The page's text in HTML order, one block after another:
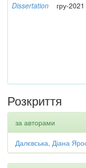
Dissertation гру-2021
Розкриття
за авторами
Далєвська, Діана